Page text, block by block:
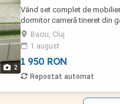
2
Vând set complet de
dormitor cameră tineret din
HEMNES, culoare alb. Piesele
realizate parțial din lemn
foarte robuste și oferă un
depozitare. Pachetul include:
extensibil IKEA HEMNES +
Ortopedică Somneo Funcții:
Baciu, Cluj
1 august
1 950 RON
Repostat automat